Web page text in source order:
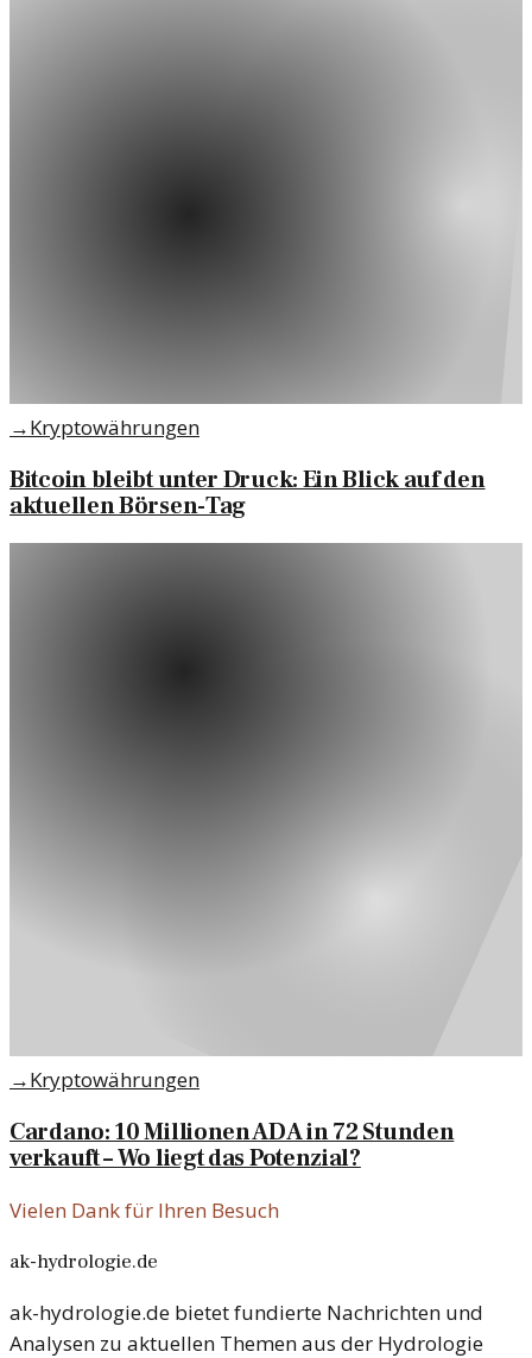
→Kryptowährungen
Bitcoin bleibt unter Druck: Ein Blick auf den
aktuellen Börsen-Tag
→Kryptowährungen
Cardano: 10 Millionen ADA in 72 Stunden
verkauft – Wo liegt das Potenzial?
Vielen Dank für Ihren Besuch
ak-hydrologie.de
ak-hydrologie.de bietet fundierte Nachrichten und
Analysen zu aktuellen Themen aus der Hydrologie